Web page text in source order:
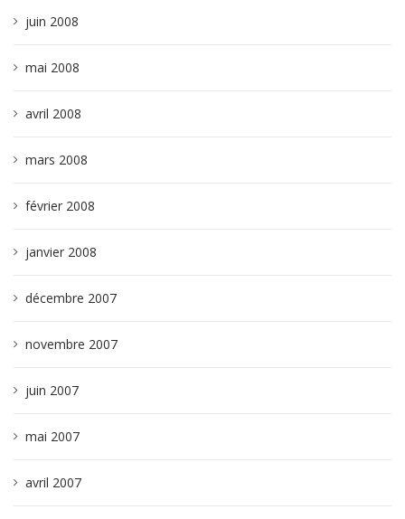
juin 2008
mai 2008
avril 2008
mars 2008
février 2008
janvier 2008
décembre 2007
novembre 2007
juin 2007
mai 2007
avril 2007